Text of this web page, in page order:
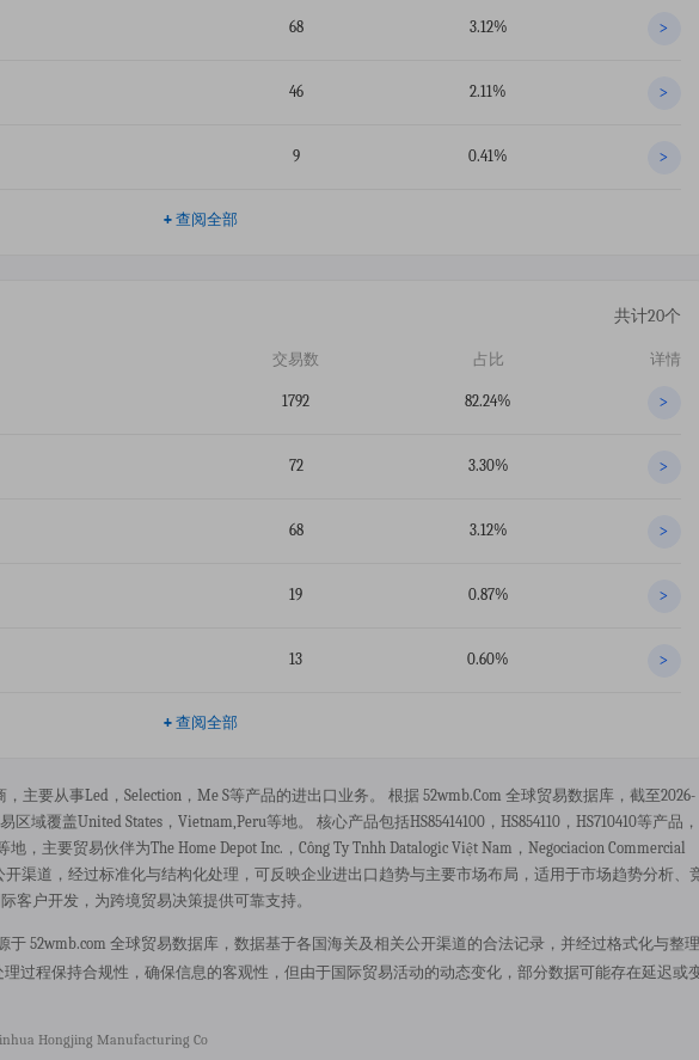
68 3.12% >
46 2.11% >
9 0.41% >
+ 查阅全部
共计20个
交易数 占比 详情
1792 82.24% >
72 3.30% >
68 3.12% >
19 0.87% >
13 0.60% >
+ 查阅全部
主要从事led，selection，me S等产品的进出口业务。 根据 52wmb.com 全球贸易数据库，截至2026-
域覆盖united States，vietnam,peru等地。 核心产品包括HS85414100，HS854110，HS710410等产品，
，主要贸易伙伴为the Home Depot Inc.，công Ty Tnhh Datalogic Việt Nam，negociacion Commercial
开渠道，经过标准化与结构化处理，可反映企业进出口趋势与主要市场布局，适用于市场趋势分析、
客户开发，为跨境贸易决策提供可靠支持。
于 52wmb.com 全球贸易数据库，数据基于各国海关及相关公开渠道的合法记录，并经过格式化与整理
过程保持合规性，确保信息的客观性，但由于国际贸易活动的动态变化，部分数据可能存在延迟或
Hongjing Manufacturing Co